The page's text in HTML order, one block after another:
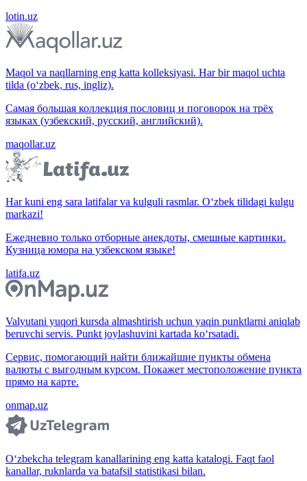
lotin.uz
Maqol va naqllarning eng katta kolleksiyasi. Har bir maqol uchta
tilda (o‘zbek, rus, ingliz).
Самая большая коллекция пословиц и поговорок на трёх
языках (узбекский, русский, английский).
maqollar.uz
Har kuni eng sara latifalar va kulguli rasmlar. O‘zbek tilidagi kulgu
markazi!
Ежедневно только отборные анекдоты, смешные картинки.
Кузница юмора на узбекском языке!
latifa.uz
Valyutani yuqori kursda almashtirish uchun yaqin punktlarni aniqlab
beruvchi servis. Punkt joylashuvini kartada ko‘rsatadi.
Сервис, помогающий найти ближайшие пункты обмена
валюты с выгодным курсом. Покажет местоположение пункта
прямо на карте.
onmap.uz
O‘zbekcha telegram kanallarining eng katta katalogi. Faqt faol
kanallar, ruknlarda va batafsil statistikasi bilan.